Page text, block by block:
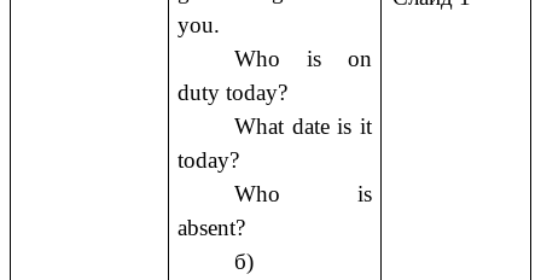
you.
Who is on
duty today?
What date is it
today?
Who is
absent?
б)